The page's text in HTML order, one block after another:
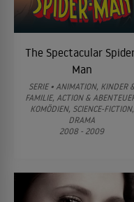
The Spectacular
Man
SERIE • ANIMATION, KINDER
FAMILIE, ACTION &
KOMÖDIEN, SCIENCE-FICTION,
DRAMA
2008 - 2009